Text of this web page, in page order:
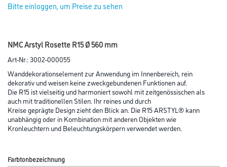
Bitte einloggen, um Preise zu sehen
NMC Arstyl Rosette R15 Ø 560 mm
Art-Nr.:3002-000055
Wanddekorationselement zur Anwendung im Innenbereich, rein
dekorativ und weisen keine zweckgebundenen Funktionen auf.
Die R15 ist vielseitig und harmoniert sowohl mit zeitgenössischen als
auch mit traditionellen Stilen. Ihr reines und durch
Kreise geprägte Design zieht den Blick an. Die R15 ARSTYL® kann
unabhängig oder in Kombination mit anderen Objekten wie
Kronleuchtern und Beleuchtungskörpern verwendet werden.
Farbtonbezeichnung